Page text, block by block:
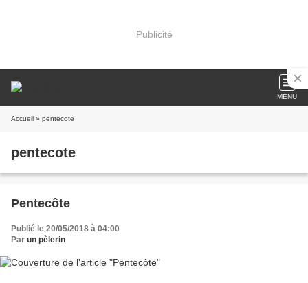
Publicité
MENU
Accueil » pentecote
pentecote
Pentecôte
Publié le 20/05/2018 à 04:00
Par un pèlerin